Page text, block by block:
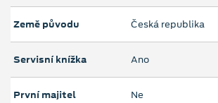
Země původu Česká republika
Servisní knížka Ano
První majitel Ne